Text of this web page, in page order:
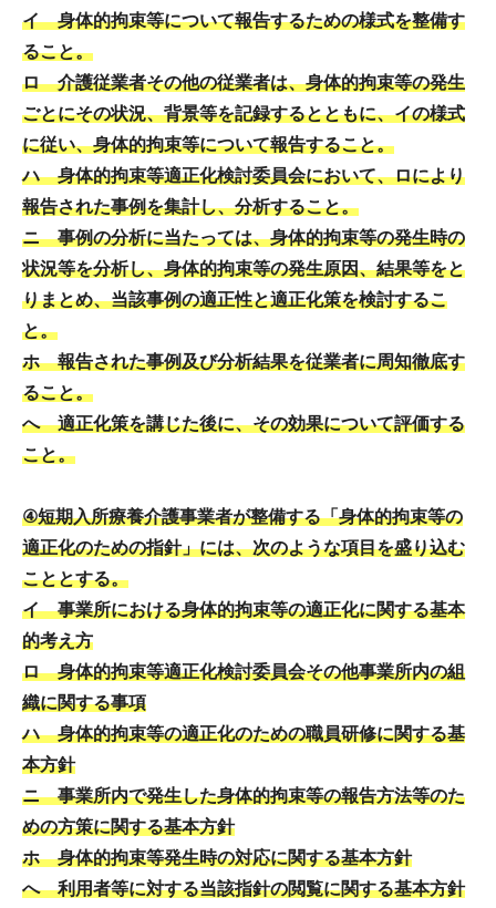
イ 身体的拘束等について報告するための様式を整備す
ること。
ロ 介護従業者その他の従業者は、身体的拘束等の発生
ごとにその状況、背景等を記録するとともに、イの様式
に従い、身体的拘束等について報告すること。
ハ 身体的拘束等適正化検討委員会において、ロにより
報告された事例を集計し、分析すること。
ニ 事例の分析に当たっては、身体的拘束等の発生時の
状況等を分析し、身体的拘束等の発生原因、結果等をと
りまとめ、当該事例の適正性と適正化策を検討するこ
と。
ホ 報告された事例及び分析結果を従業者に周知徹底す
ること。
へ 適正化策を講じた後に、その効果について評価する
こと。
④短期入所療養介護事業者が整備する「身体的拘束等の
適正化のための指針」には、次のような項目を盛り込む
こととする。
イ 事業所における身体的拘束等の適正化に関する基本
的考え方
ロ 身体的拘束等適正化検討委員会その他事業所内の組
織に関する事項
ハ 身体的拘束等の適正化のための職員研修に関する基
本方針
ニ 事業所内で発生した身体的拘束等の報告方法等のた
めの方策に関する基本方針
ホ 身体的拘束等発生時の対応に関する基本方針
へ 利用者等に対する当該指針の閲覧に関する基本方針